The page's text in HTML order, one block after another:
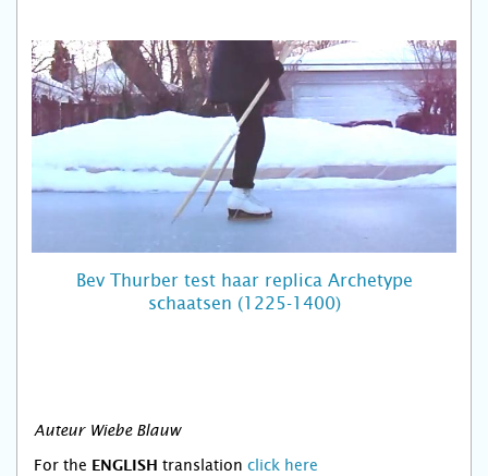
Bev Thurber test haar replica Archetype
schaatsen (1225-1400)
Auteur Wiebe Blauw
For the ENGLISH translation click here